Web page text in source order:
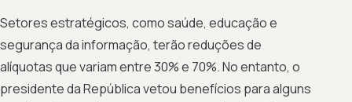
Setores estratégicos, como saúde, educação e
segurança da informação, terão reduções de
alíquotas que variam entre 30% e 70%. No entanto, o
presidente da República vetou benefícios para alguns